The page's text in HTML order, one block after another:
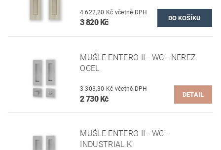
4 622,20 Kč včetně DPH
3 820 Kč
MUŠLE ENTERO II - WC - NEREZ
OCEL
3 303,30 Kč včetně DPH
2 730 Kč DETAIL
MUŠLE ENTERO II - WC -
INDUSTRIAL K